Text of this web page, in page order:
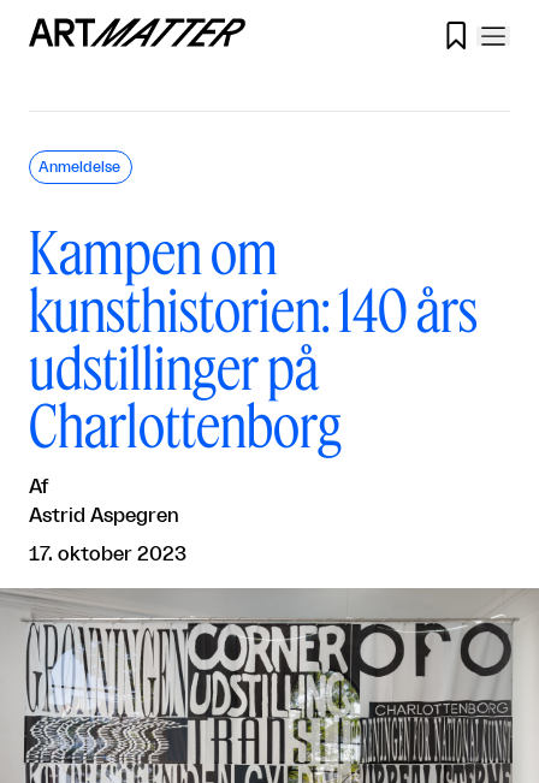

Kampen om
kunsthistorien: 140 års
udstillinger på
Charlottenborg
Af
Astrid Aspegren
17. oktober 2023
Anmeldelse